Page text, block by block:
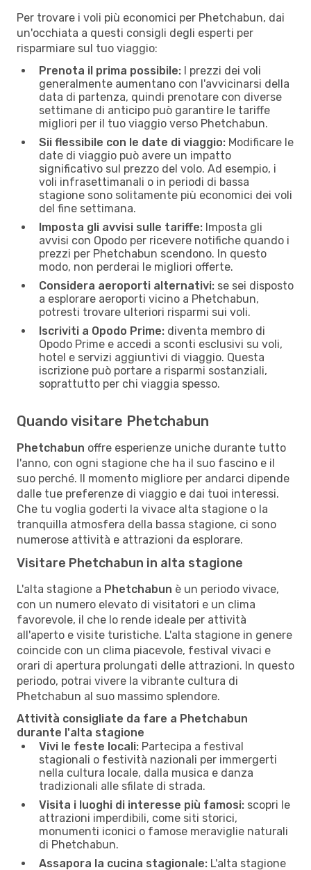
Per trovare i voli più economici per Phetchabun, dai
un'occhiata a questi consigli degli esperti per
risparmiare sul tuo viaggio:
Prenota il prima possibile: I prezzi dei voli
generalmente aumentano con l'avvicinarsi della
data di partenza, quindi prenotare con diverse
settimane di anticipo può garantire le tariffe
migliori per il tuo viaggio verso Phetchabun.
Sii flessibile con le date di viaggio: Modificare le
date di viaggio può avere un impatto
significativo sul prezzo del volo. Ad esempio, i
voli infrasettimanali o in periodi di bassa
stagione sono solitamente più economici dei voli
del fine settimana.
Imposta gli avvisi sulle tariffe: Imposta gli
avvisi con Opodo per ricevere notifiche quando i
prezzi per Phetchabun scendono. In questo
modo, non perderai le migliori offerte.
Considera aeroporti alternativi: se sei disposto
a esplorare aeroporti vicino a Phetchabun,
potresti trovare ulteriori risparmi sui voli.
Iscriviti a Opodo Prime: diventa membro di
Opodo Prime e accedi a sconti esclusivi su voli,
hotel e servizi aggiuntivi di viaggio. Questa
iscrizione può portare a risparmi sostanziali,
soprattutto per chi viaggia spesso.
Quando visitare Phetchabun
Phetchabun offre esperienze uniche durante tutto
l'anno, con ogni stagione che ha il suo fascino e il
suo perché. Il momento migliore per andarci dipende
dalle tue preferenze di viaggio e dai tuoi interessi.
Che tu voglia goderti la vivace alta stagione o la
tranquilla atmosfera della bassa stagione, ci sono
numerose attività e attrazioni da esplorare.
Visitare Phetchabun in alta stagione
L'alta stagione a Phetchabun è un periodo vivace,
con un numero elevato di visitatori e un clima
favorevole, il che lo rende ideale per attività
all'aperto e visite turistiche. L'alta stagione in genere
coincide con un clima piacevole, festival vivaci e
orari di apertura prolungati delle attrazioni. In questo
periodo, potrai vivere la vibrante cultura di
Phetchabun al suo massimo splendore.
Attività consigliate da fare a Phetchabun
durante l'alta stagione
Vivi le feste locali: Partecipa a festival
stagionali o festività nazionali per immergerti
nella cultura locale, dalla musica e danza
tradizionali alle sfilate di strada.
Visita i luoghi di interesse più famosi: scopri le
attrazioni imperdibili, come siti storici,
monumenti iconici o famose meraviglie naturali
di Phetchabun.
Assapora la cucina stagionale: L'alta stagione